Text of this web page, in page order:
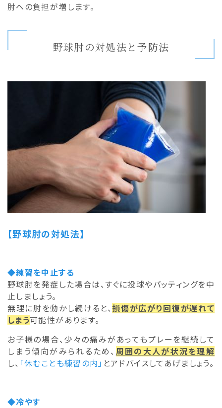
肘への負担が増します。
野球肘の対処法と予防法
【野球肘の対処法】
◆練習を中止する
野球肘を発症した場合は、すぐに投球やバッティングを中
止しましょう。
無理に肘を動かし続けると、損傷が広がり回復が遅れて
しまう可能性があります。
お子様の場合、少々の痛みがあってもプレーを継続して
しまう傾向がみられるため、 周囲の大人が状況を理解
し、 「休むことも練習の内」 とアドバイスしてあげましょう。
◆冷やす